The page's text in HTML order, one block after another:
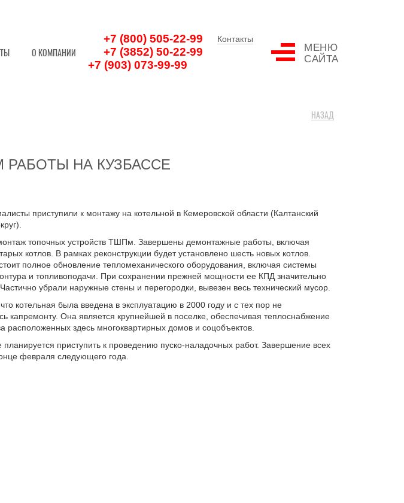
О КОМПАНИИ
+7 (800) 505-22-99
+7 (3852) 50-22-99
+7 (903) 073-99-99
Контакты
МЕНЮ
САЙТА
НАЗАД
РАБОТЫ НА КУЗБАССЕ
приступили к монтажу на котельной в Кемеровской области (Калтанский
топочных устройств ТШПм. Завершены демонтажные работы, включая
котлов. В рамках реконструкции будет установлено шесть новых котлов.
полное обновление тепломеханического оборудования, включая системы
и топливоподачи. При сохранении прежней мощности ее КПД значительно
убрали наружные стены и перегородки, вывезен весь технический мусор.
котельная была введена в эксплуатацию в 2000 году и с тех пор не
капремонту. Она является крупнейшей в поселке, обеспечивая теплоснабжение
расположенных здесь многоквартирных домов и соцобъектов.
приступить к проведению пуско-наладочных работ. Завершение всех
февраля следующего года.